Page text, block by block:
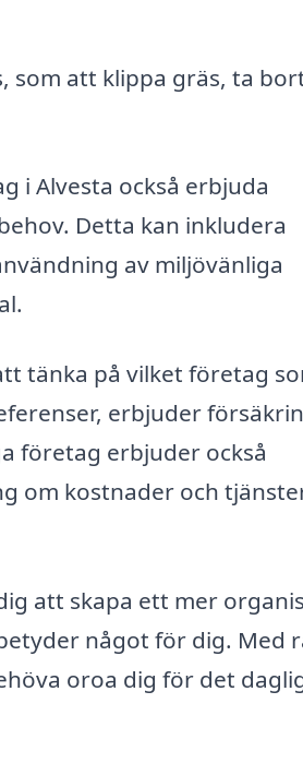
som att klippa gräs, ta
i Alvesta också erbjuda
Detta kan inkludera
av miljövänliga
tänka på vilket företag
erbjuder
företag erbjuder också
om kostnader och
att skapa ett mer
något för dig. Med
oroa dig för det